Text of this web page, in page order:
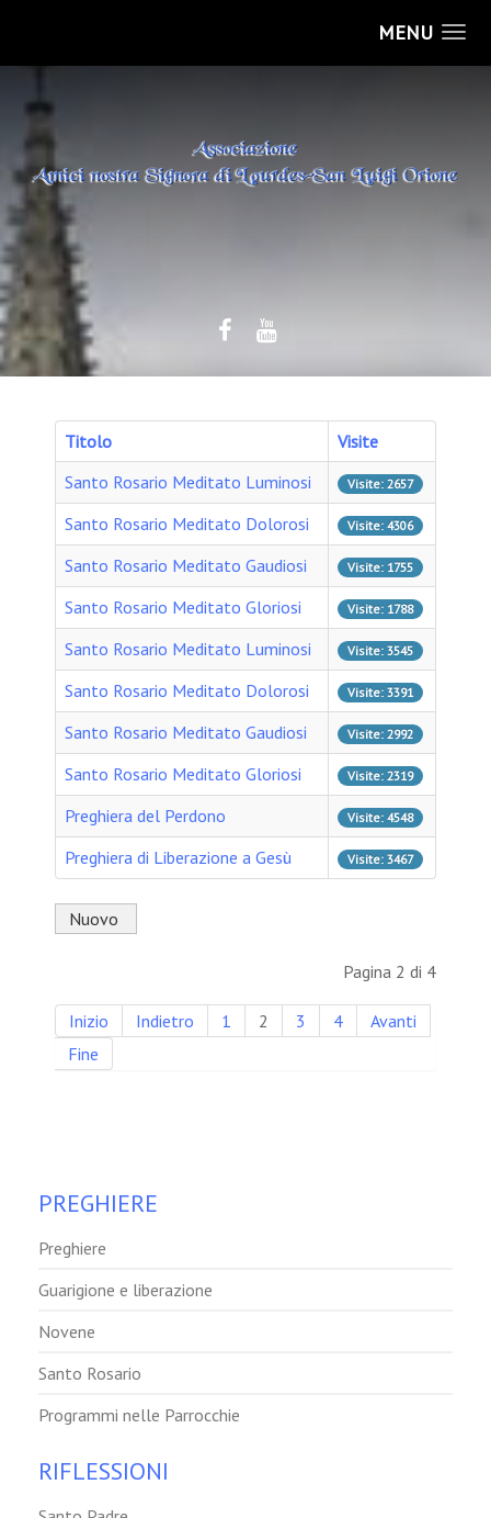
MENU
Titolo
Visite
Santo Rosario Meditato Luminosi
Visite: 2657
Santo Rosario Meditato Dolorosi Visite: 4306
Santo Rosario Meditato Gaudiosi Visite: 1755
Santo Rosario Meditato Gloriosi Visite: 1788
Santo Rosario Meditato Luminosi Visite: 3545
Santo Rosario Meditato Dolorosi Visite: 3391
Santo Rosario Meditato Gaudiosi Visite: 2992
Santo Rosario Meditato Gloriosi Visite: 2319
Preghiera del Perdono Visite: 4548
Preghiera di Liberazione a Gesù Visite: 3467
Nuovo
Pagina 2 di 4
Inizio Indietro 1 2 3 4
Avanti
Fine
PREGHIERE
Preghiere
Guarigione e liberazione
Novene
Santo Rosario
Programmi nelle Parrocchie
RIFLESSIONI